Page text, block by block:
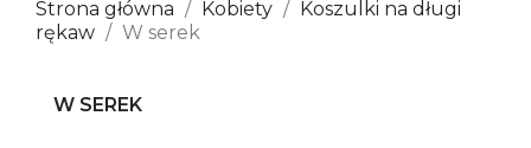
Strona główna Kobiety
Koszulki na długi
rękaw
W serek
W SEREK